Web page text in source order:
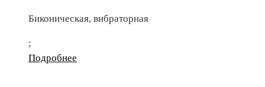
Биконическая, вибраторная
;
Подробнее